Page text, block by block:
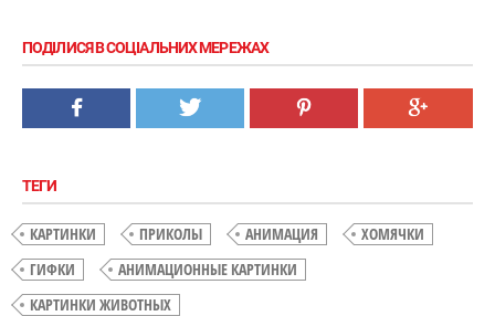
ПОДІЛИСЯ В СОЦІАЛЬНИХ МЕРЕЖАХ
ТЕГИ
КАРТИНКИ ПРИКОЛЫ АНИМАЦИЯ
ХОМЯЧКИ
ГИФКИ
АНИМАЦИОННЫЕ КАРТИНКИ
КАРТИНКИ ЖИВОТНЫХ